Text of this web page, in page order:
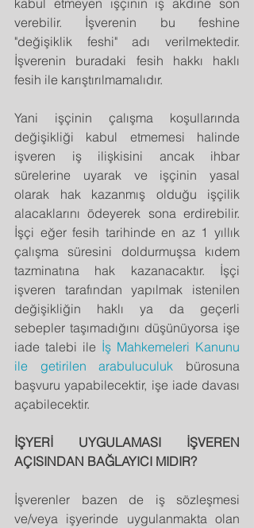
kabul etmeyen işçinin iş akdine son
verebilir. İşverenin bu feshine
"değişiklik feshi" adı verilmektedir.
İşverenin buradaki fesih hakkı haklı
fesih ile karıştırılmamalıdır.
Yani işçinin çalışma koşullarında
değişikliği kabul etmemesi halinde
işveren iş ilişkisini ancak ihbar
sürelerine uyarak ve işçinin yasal
olarak hak kazanmış olduğu işçilik
alacaklarını ödeyerek sona erdirebilir.
İşçi eğer fesih tarihinde en az 1 yıllık
çalışma süresini doldurmuşsa kıdem
tazminatına hak kazanacaktır. İşçi
işveren tarafından yapılmak istenilen
değişikliğin haklı ya da geçerli
sebepler taşımadığını düşünüyorsa işe
iade talebi ile İş Mahkemeleri Kanunu
ile getirilen arabuluculuk bürosuna
başvuru yapabilecektir, işe iade davası
açabilecektir.
İŞYERİ UYGULAMASI İŞVEREN
AÇISINDAN BAĞLAYICI MIDIR?
İşverenler bazen de iş sözleşmesi
ve/veya işyerinde uygulanmakta olan